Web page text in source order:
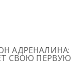
АДРЕНАЛИНА:
СВОЮ ПЕРВУЮ